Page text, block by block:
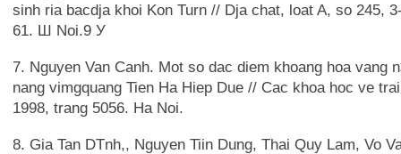
sinh ria bacdja khoi Kon Turn // Dja chat, loat A, so 245,
61. Ш Noi.9 У
7. Nguyen Van Canh. Mot so dac diem khoang hoa vang
nang vimgquang Tien Ha Hiep Due // Cac khoa hoc ve
1998, trang 5056. Ha Noi.
8. Gia Tan DTnh,, Nguyen Tiin Dung, Thai Quy Lam, Vo